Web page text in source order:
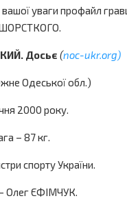
вашої уваги профайл
ШОРСТКОГО.
Досьє (noc-ukr.org)
Одеської обл.)
2000 року.
– 87 кг.
спорту України.
Олег ЄФІМЧУК.